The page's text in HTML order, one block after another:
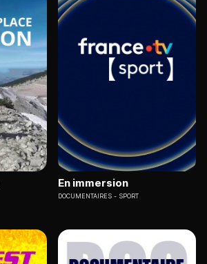
En immersion
DOCUMENTAIRES SPORT